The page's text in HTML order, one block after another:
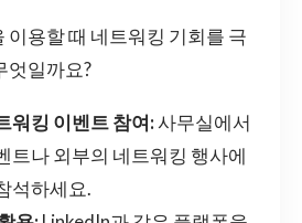
이용할 때 네트워킹 기회를 극
엇일까요?
워킹 이벤트 참여:사무실에서
트나 외부의 네트워킹 행사에
석하세요.